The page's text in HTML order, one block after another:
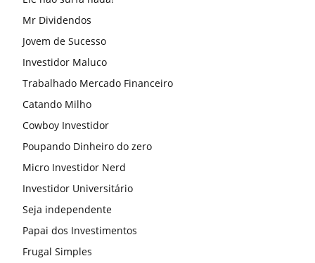
Mr Dividendos
Jovem de Sucesso
Investidor Maluco
Trabalhado Mercado Financeiro
Catando Milho
Cowboy Investidor
Poupando Dinheiro do zero
Micro Investidor Nerd
Investidor Universitário
Seja independente
Papai dos Investimentos
Frugal Simples